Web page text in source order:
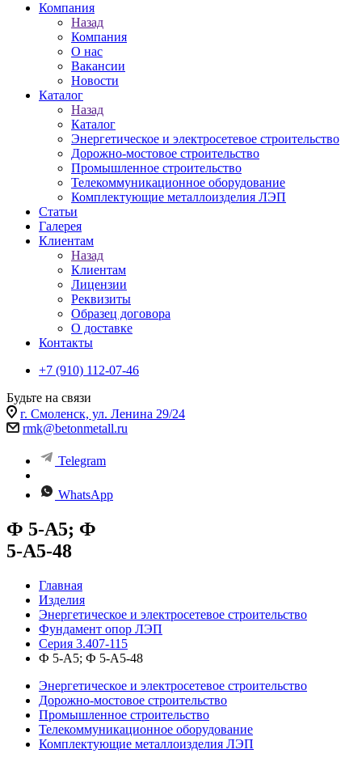
Компания
Назад
Компания
О нас
Вакансии
Новости
Каталог
Назад
Каталог
Энергетическое и электросетевое строительство
Дорожно-мостовое строительство
Промышленное строительство
Телекоммуникационное оборудование
Комплектующие металлоизделия ЛЭП
Статьи
Галерея
Клиентам
Назад
Клиентам
Лицензии
Реквизиты
Образец договора
О доставке
Контакты
+7 (910) 112-07-46
Будьте на связи
г. Смоленск, ул. Ленина 29/24
rmk@betonmetall.ru
Telegram
WhatsApp
Ф 5-А5; Ф
5-А5-48
Главная
Изделия
Энергетическое и электросетевое строительство
Фундамент опор ЛЭП
Серия 3.407-115
Ф 5-А5; Ф 5-А5-48
Энергетическое и электросетевое строительство
Дорожно-мостовое строительство
Промышленное строительство
Телекоммуникационное оборудование
Комплектующие металлоизделия ЛЭП